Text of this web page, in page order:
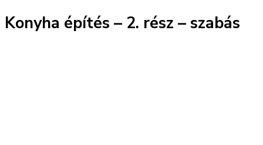
Konyha építés – 2. rész – szabás